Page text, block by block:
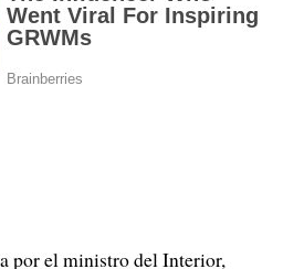
por el ministro del Interior,